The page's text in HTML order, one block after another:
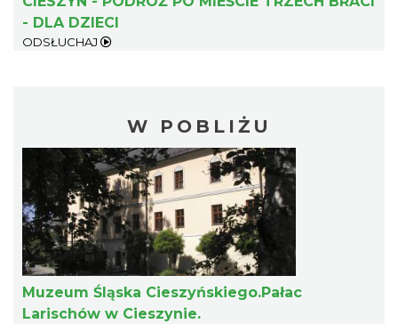
- DLA DZIECI
ODSŁUCHAJ
W POBLIŻU
Muzeum Śląska Cieszyńskiego.Pałac
Larischów w Cieszynie.